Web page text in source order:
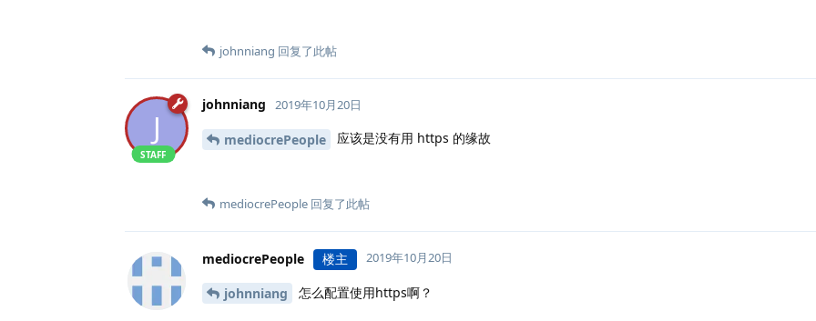
johnniang 回复了此帖
J
johnniang
STAFF
2019年10月20日
mediocrePeople 应该是没有用 https 的缘故
mediocrePeople 回复了此帖
mediocrePeople 楼主 2019年10月20日
johnniang 怎么配置使用https啊？